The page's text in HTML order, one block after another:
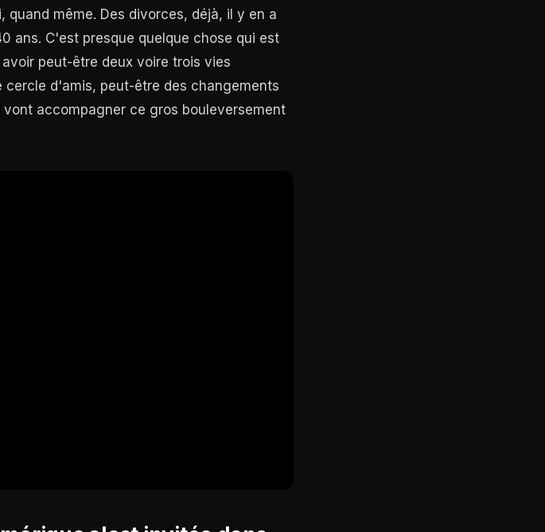
même. Des divorces, déjà, il y en a
ans. C'est presque quelque chose qui est
peut-être deux voire trois vies
d'amis, peut-être des changements
accompagner ce gros bouleversement